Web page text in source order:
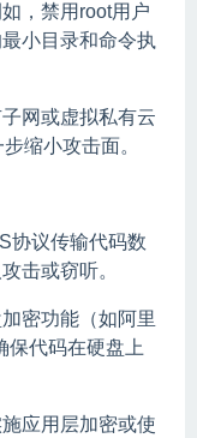
，禁用root用户
小目录和命令执
网或虚拟私有云
缩小攻击面。
协议传输代码数
击或窃听。
密功能（如阿里
保代码在硬盘上
应用层加密或使